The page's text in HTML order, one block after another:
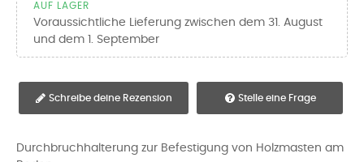
AUF LAGER
Voraussichtliche Lieferung zwischen dem 31. August
und dem 1. September
Schreibe deine Rezension Stelle eine Frage
Durchbruchhalterung zur Befestigung von Holzmasten am